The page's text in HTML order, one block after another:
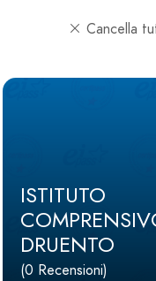
Cancella
ISTITUTO
DRUENTO
(0 Recensioni)